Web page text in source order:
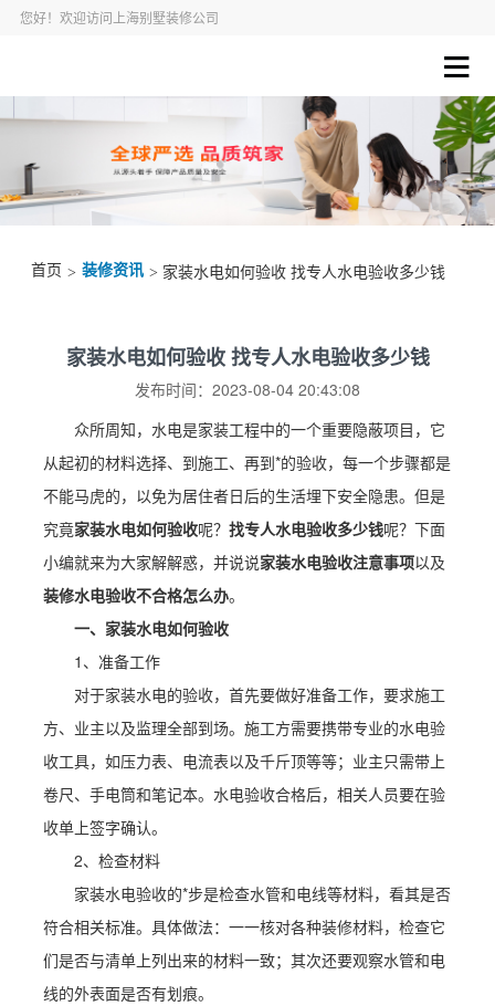
您好！欢迎访问上海别墅装修公司
首页 > 装修资讯 > 家装水电如何验收 找专人水电验收多少钱
家装水电如何验收 找专人水电验收多少钱
发布时间：2023-08-04 20:43:08
众所周知，水电是家装工程中的一个重要隐蔽项目，它
从起初的材料选择、到施工、再到*的验收，每一个步骤都是
不能马虎的，以免为居住者日后的生活埋下安全隐患。但是
究竟家装水电如何验收呢？ 找专人水电验收多少钱呢？下面
小编就来为大家解解惑，并说说家装水电验收注意事项以及
装修水电验收不合格怎么办。
一、家装水电如何验收
1、准备工作
对于家装水电的验收，首先要做好准备工作，要求施工
方、业主以及监理全部到场。施工方需要携带专业的水电验
收工具，如压力表、电流表以及千斤顶等等；业主只需带上
卷尺、手电筒和笔记本。水电验收合格后，相关人员要在验
收单上签字确认。
2、检查材料
家装水电验收的*步是检查水管和电线等材料，看其是否
符合相关标准。具体做法：一一核对各种装修材料，检查它
们是否与清单上列出来的材料一致；其次还要观察水管和电
线的外表面是否有划痕。